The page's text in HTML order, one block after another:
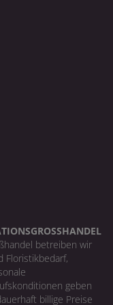
betreiben wir
Floristikbedarf,
geben
billige Preise